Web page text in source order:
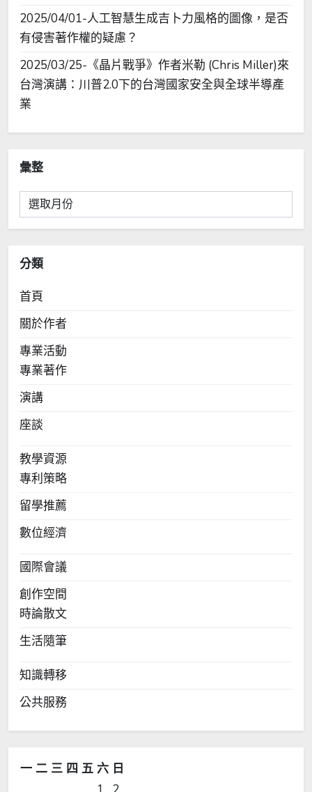
2025/04/01-人工智慧生成吉卜力風格的圖像，是否
有侵害著作權的疑慮？
2025/03/25-《晶片戰爭》作者米勒 (Chris Miller)來
台灣演講：川普2.0下的台灣國家安全與全球半導產
業
彙整
彙
整
分類
首頁
關於作者
專業活動
專業著作
演講
座談
教學資源
專利策略
留學推薦
數位經濟
國際會議
創作空間
時論散文
生活隨筆
知識轉移
公共服務
一 二 三 四 五 六 日